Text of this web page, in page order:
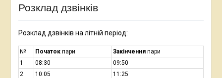
Розклад дзвінків
Розклад дзвінків на літній період:
№ Початокпари Закінченняпари
1
08:30
09:50
2
10:05
11:25